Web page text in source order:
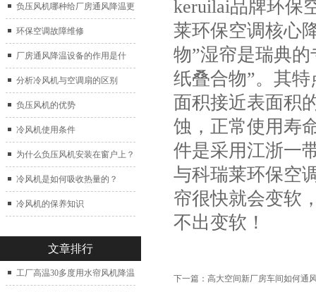
负压风机哪种给厂房通风降温更
好？
环保空调故障维修
厂房通风降温设备的作用是什
么？
分析冷风机与空调扇的区别
负压风机的优势
冷风机使用条件
为什么负压风机安装在窗户上？
冷风机是如何吸收热量的？
冷风机的保养知识
文章排行
工厂高温30多度用水帘风机降温
keruilai品牌环保
莱环保空调核心
物”湿帘是瑞典
纸叠合物”。其
面积接近表面积
蚀，正常使用寿
件是采用江浙一
与科瑞莱环保空
帘很快就会变软
不出变软！
下一篇： 高大空间新厂房车间如何通